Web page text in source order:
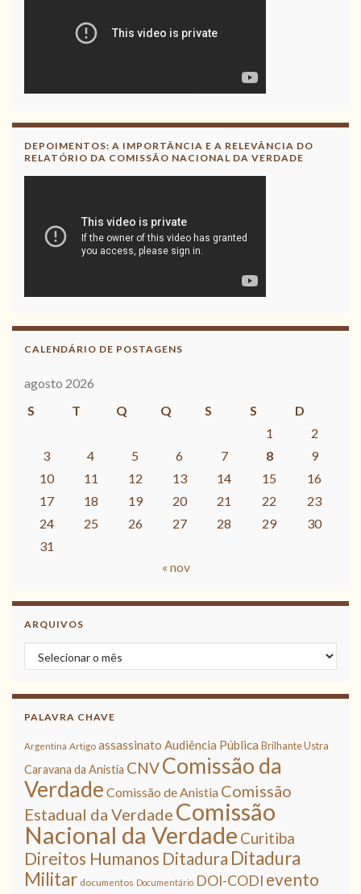
DEPOIMENTOS: A IMPORTÂNCIA E A RELEVÂNCIA DO
RELATÓRIO DA COMISSÃO NACIONAL DA VERDADE
CALENDÁRIO DE POSTAGENS
agosto 2026
S
T Q Q S S
D
1
2
3
4 5 6 7 8
9
10
11 12 13 14 15
16
17
18 19 20 21 22
23
24
25 26 27 28 29
30
31
« nov
ARQUIVOS
Arquivos
PALAVRA CHAVE
Argentina Artigo assassinato Audiência Pública Brilhante Ustra
Caravana da Anistia CNVComissão da
Verdade Comissão de Anistia Comissão
Estadual da Verdade Comissão
Nacional da Verdade Curitiba
Direitos Humanos Ditadura Ditadura
Militar documentos Documentário DOI-CODI evento